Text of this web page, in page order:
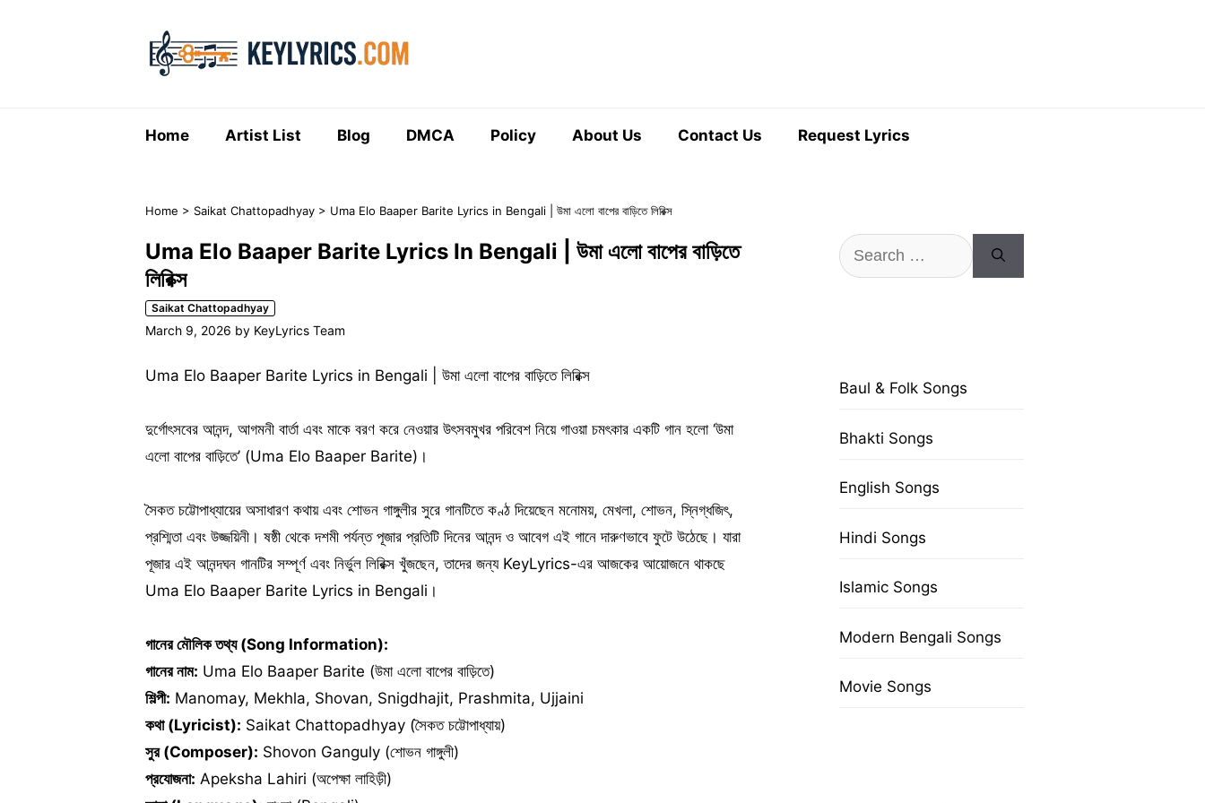
Home Artist List Blog DMCA Policy About Us Contact Us Request Lyrics
Home > Saikat Chattopadhyay > Uma Elo Baaper Barite Lyrics in Bengali | উমা এলো বাপের বাড়িতে লিরিক্স
Uma Elo Baaper Barite Lyrics In Bengali | উমা এলো বাপের বাড়িতে
লিরিক্স
Saikat Chattopadhyay
March 9, 2026 by KeyLyrics Team
Uma Elo Baaper Barite Lyrics in Bengali | উমা এলো বাপের বাড়িতে লিরিক্স
দুর্গোৎসবের আনন্দ, আগমনী বার্তা এবং মাকে বরণ করে নেওয়ার উৎসবমুখর পরিবেশ নিয়ে গাওয়া চমৎকার একটি গান হলো ‘উমা
এলো বাপের বাড়িতে’ (Uma Elo Baaper Barite)।
সৈকত চট্টোপাধ্যায়ের অসাধারণ কথায় এবং শোভন গাঙ্গুলীর সুরে গানটিতে কণ্ঠ দিয়েছেন মনোময়, মেখলা, শোভন, স্নিগ্ধজিৎ,
প্রশ্মিতা এবং উজ্জয়িনী। ষষ্ঠী থেকে দশমী পর্যন্ত পূজার প্রতিটি দিনের আনন্দ ও আবেগ এই গানে দারুণভাবে ফুটে উঠেছে। যারা
পূজার এই আনন্দঘন গানটির সম্পূর্ণ এবং নির্ভুল লিরিক্স খুঁজছেন, তাদের জন্য KeyLyrics-এর আজকের আয়োজনে থাকছে
Uma Elo Baaper Barite Lyrics in Bengali।
গানের মৌলিক তথ্য (Song Information):
গানের নাম: Uma Elo Baaper Barite (উমা এলো বাপের বাড়িতে)
শিল্পী: Manomay, Mekhla, Shovan, Snigdhajit, Prashmita, Ujjaini
কথা (Lyricist): Saikat Chattopadhyay (সৈকত চট্টোপাধ্যায়)
সুর (Composer): Shovon Ganguly (শোভন গাঙ্গুলী)
প্রযোজনা: Apeksha Lahiri (অপেক্ষা লাহিড়ী)
Search
for:
Baul & Folk Songs
Bhakti Songs
English Songs
Hindi Songs
Islamic Songs
Modern Bengali Songs
Movie Songs